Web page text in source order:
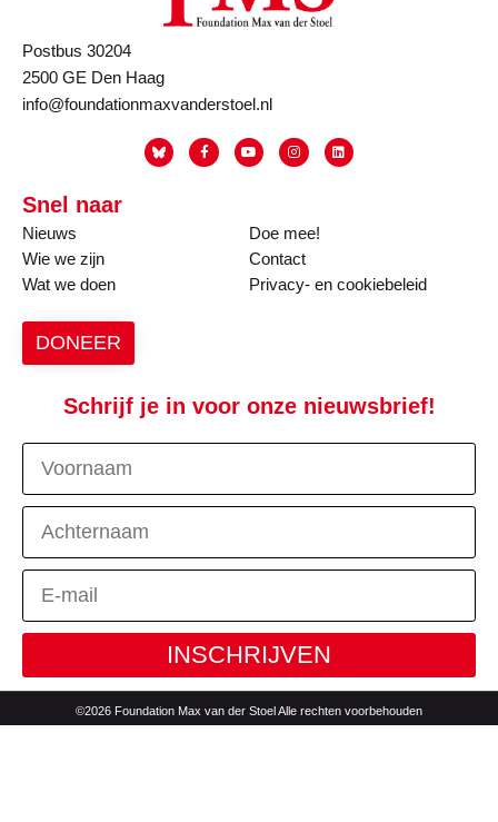
Postbus 30204
2500 GE Den Haag
info@foundationmaxvanderstoel.nl
Snel naar
Nieuws
Wie we zijn
Wat we doen
Doe mee!
Contact
Privacy- en cookiebeleid
DONEER
Schrijf je in voor onze nieuwsbrief!
INSCHRIJVEN
©2026 Foundation Max van der Stoel Alle rechten voorbehouden